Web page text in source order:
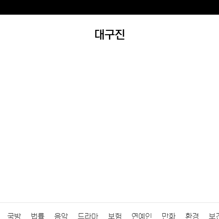
대구진
국방 법률 음악 드라마 보험 연예인 만화 환경 보